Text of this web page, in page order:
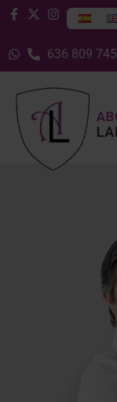
636 809 745